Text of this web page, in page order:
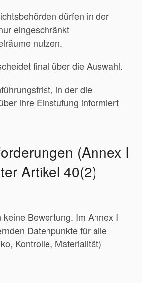
dürfen in der
eingeschränkt
nutzen.
final über die Auswahl.
in der die
ihre Einstufung informiert
(Annex I
Artikel 40(2)
Bewertung. Im Annex I
Datenpunkte für alle
Kontrolle, Materialität)